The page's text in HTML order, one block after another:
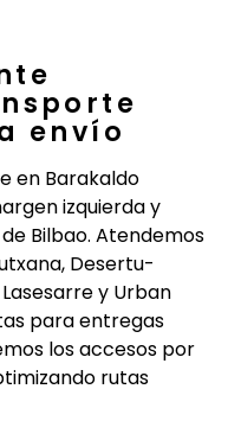
envío
en Barakaldo
izquierda y
Bilbao. Atendemos
Desertu-
y Urban
para entregas
los accesos por
rutas